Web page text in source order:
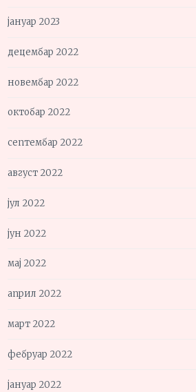
јануар 2023
децембар 2022
новембар 2022
октобар 2022
септембар 2022
август 2022
јул 2022
јун 2022
мај 2022
април 2022
март 2022
фебруар 2022
јануар 2022